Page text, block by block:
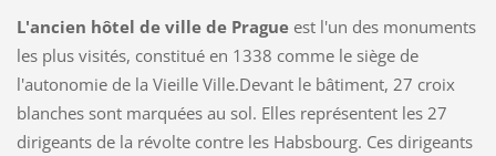
L'ancien hôtel de ville de Prague est l'un des monuments
les plus visités, constitué en 1338 comme le siège de
l'autonomie de la Vieille Ville.Devant le bâtiment, 27 croix
blanches sont marquées au sol. Elles représentent les 27
dirigeants de la révolte contre les Habsbourg. Ces dirigeants